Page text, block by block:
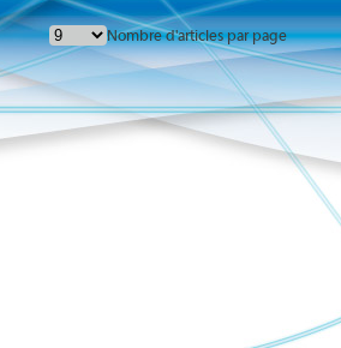
Nombre d'articles par page